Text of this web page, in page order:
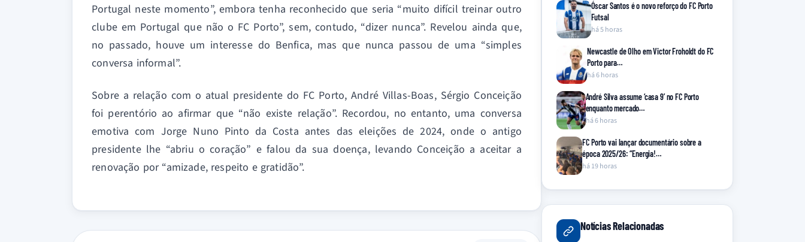
Portugal neste momento”, embora tenha reconhecido que seria “muito difícil treinar outro
clube em Portugal que não o FC Porto”, sem, contudo, “dizer nunca”. Revelou ainda que,
no passado, houve um interesse do Benfica, mas que nunca passou de uma “simples
conversa informal”.
Sobre a relação com o atual presidente do FC Porto, André Villas-Boas, Sérgio Conceição
foi perentório ao afirmar que “não existe relação”. Recordou, no entanto, uma conversa
emotiva com Jorge Nuno Pinto da Costa antes das eleições de 2024, onde o antigo
presidente lhe “abriu o coração” e falou da sua doença, levando Conceição a aceitar a
renovação por “amizade, respeito e gratidão”.
Óscar Santos é o novo reforço do FC Porto
Futsal
há 5 horas
Newcastle de Olho em Victor Froholdt do FC
Porto para…
há 6 horas
André Silva assume ‘casa 9’ no FC Porto
enquanto mercado…
há 6 horas
FC Porto vai lançar documentário sobre a
época 2025/26: “Energia!…
há 19 horas
Notícias Relacionadas